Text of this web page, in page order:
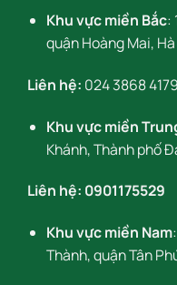
Khu vực miền Bắc:
quận Hoàng Mai,
Liên hệ: 024 3868 4179
Khu vực miền
Khánh, Thành phố
Liên hệ: 0901175529
Khu vực miền Nam
Thành, quận Tân